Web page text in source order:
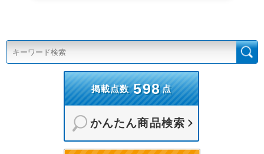
掲載点数 598点
かんたん商品検索